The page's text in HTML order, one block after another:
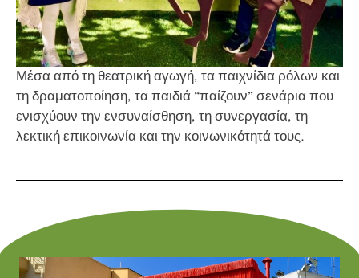
Μέσα από τη θεατρική αγωγή, τα παιχνίδια ρόλων και
τη δραματοποίηση, τα παιδιά “παίζουν” σενάρια που
ενισχύουν την ενσυναίσθηση, τη συνεργασία, τη
λεκτική επικοινωνία και την κοινωνικότητά τους.